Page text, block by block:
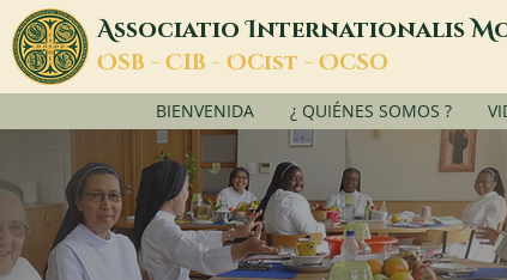
AssociatioInternationalisM
OSB - CIB - OCist - OCSO
BIENVENIDA ¿ QUIÉNES SOMOS ?